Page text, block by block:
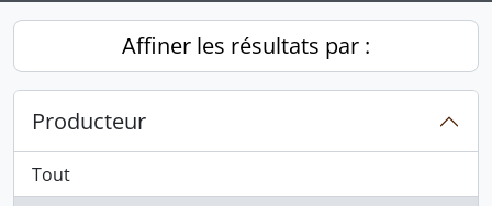
Affiner les résultats par :
Producteur
Tout